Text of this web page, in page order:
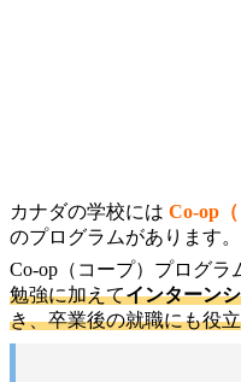
カナダの学校には Co-op（
のプログラムがあります。
Co-op（コープ）プログラ
勉強に加えてインターン
き、卒業後の就職にも役